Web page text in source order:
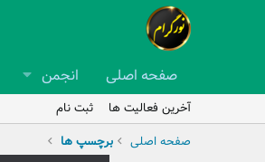
صفحه اصلی انجمن
آخرین فعالیت ها
ثبت نام
صفحه اصلی
برچسپ ها